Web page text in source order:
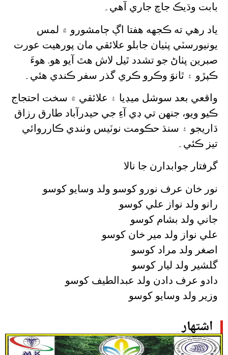
اشتهار
بابت وڌيڪ جاچ جاري آهي۔
ياد رهي ته ڪجهه هفتا اڳ ڄامشورو ۾ لمس
يونيورسٽي پٺيان جابلو علائقي مان پورهيت عورت
صبرين پٺاڻ جو تشدد ٿيل لاش هٿ آيو هو. هوءَ
ڪپڙو ۽ ٿانوَ وڪرو ڪري گذر سفر ڪندي هئي۔
واقعي بعد سوشل ميڊيا ۽ علائقي ۾ سخت احتجاج
ڪيو ويو، جنهن تي ڊي آءِ جي حيدرآباد طارق رزاق
ڌاريجو ۽ سنڌ حڪومت نوٽيس وٺندي ڪارروائي
تيز ڪئي۔
گرفتار جوابدارن جا نالا
نور خان عرف نورو کوسو ولد وسايو کوسو
رانو ولد نواز علي کوسو
جاني ولد بشام کوسو
علي نواز ولد مير خان کوسو
اصغر ولد مراد کوسو
گلشير ولد ليار کوسو
دادو عرف دادن ولد عبدالطيف کوسو
وزير ولد وسايو کوسو